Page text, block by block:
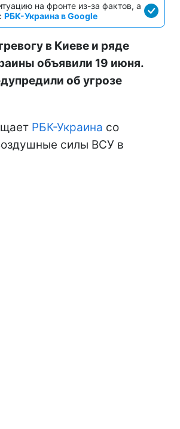
на фронте из-за фактов, а
РБК-Украина в Google
в Киеве и ряде
объявили 19 июня.
об угрозе
РБК-Украина со
силы ВСУ в